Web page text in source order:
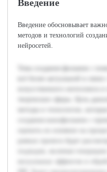
Введение
Введение обосновывает
методов и технологий
нейросетей.